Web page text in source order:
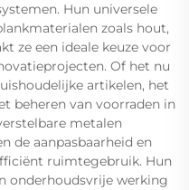
Hun universele
zoals hout,
ze een ideale keuze voor
Of het nu
artikelen, het
beheren van voorraden in
metalen
de aanpasbaarheid en
ruimtegebruik. Hun
onderhoudsvrije werking